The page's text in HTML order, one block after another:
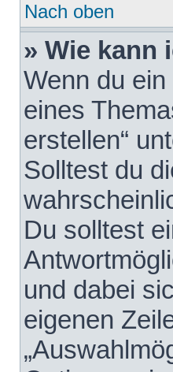
Nach oben
» Wie kann
Wenn du
eines
erstellen“
Solltest du
Du solltest
und dabei
eigenen